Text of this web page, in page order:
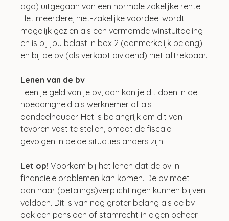
dga) uitgegaan van een normale zakelijke rente.
Het meerdere, niet-zakelijke voordeel wordt
mogelijk gezien als een vermomde winstuitdeling
en is bij jou belast in box 2 (aanmerkelijk belang)
en bij de bv (als verkapt dividend) niet aftrekbaar.
Lenen van de bv
Leen je geld van je bv, dan kan je dit doen in de
hoedanigheid als werknemer of als
aandeelhouder. Het is belangrijk om dit van
tevoren vast te stellen, omdat de fiscale
gevolgen in beide situaties anders zijn.
Let op! Voorkom bij het lenen dat de bv in
financiële problemen kan komen. De bv moet
aan haar (betalings)verplichtingen kunnen blijven
voldoen. Dit is van nog groter belang als de bv
ook een pensioen of stamrecht in eigen beheer